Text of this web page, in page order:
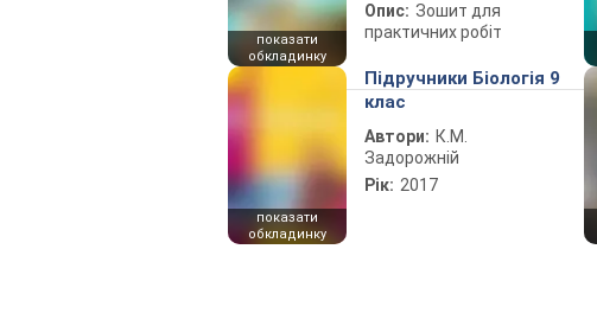
показати
обкладинку
Опис: Зошит для
практичних робіт
показати
обкладинку
Підручники Біологія 9
клас
Автори: К.М.
Задорожній
Рік: 2017